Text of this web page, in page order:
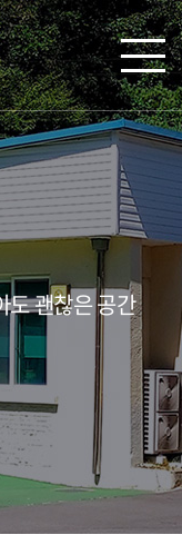
도 괜찮은 공간